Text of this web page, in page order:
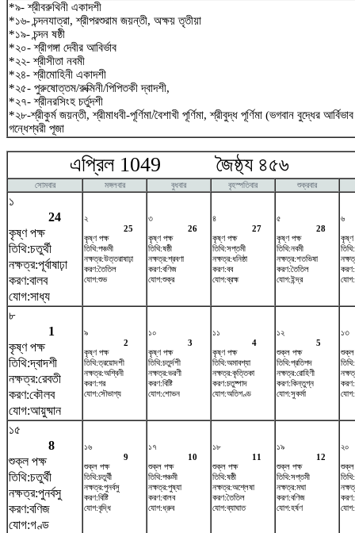
*৯- শ্রীবরুথিনী একাদশী
*১৬- চন্দনযাত্রা, শ্রীপরশুরাম জয়ন্তী, অক্ষয় তৃতীয়া
*১৯- চন্দন ষষ্ঠী
*২০- শ্রীগঙ্গা দেবীর আবির্ভাব
*২২- শ্রীসীতা নবমী
*২৪- শ্রীমোহিনী একাদশী
*২৫- পুরুষোত্তম/রুক্মিনী/পিপিতকী দ্বাদশী,
*২৭- শ্রীনরসিংহ চর্তুদশী
*২৮-শ্রীকুর্ম জয়ন্তী, শ্রীমাধবী-পূর্ণিমা/বৈশাখী পূর্ণিমা, শ্রীবুদ্ধ পূর্ণিমা (ভগবান বুদ্ধের
গন্ধেশ্বরী পূজা
এপ্রিল 1049 জৈষ্ঠ্য ৪৫৬
সোমবার মঙ্গলবার বুধবার বৃহস্পতিবার শুক্রবার
১
24
কৃষ্ণ পক্ষ
তিথি:চতুর্থী
নক্ষত্র:পূর্বাষাঢ়া
করণ:বালব
যোগ:সাধ্য
২
25
কৃষ্ণ পক্ষ
তিথি:পঞ্চমী
নক্ষত্র:উত্তরাষাঢ়া
করণ:তৈতিল
যোগ:শুভ
৩
26
কৃষ্ণ পক্ষ
তিথি:ষষ্ঠী
নক্ষত্র:শ্রবণা
করণ:বণিজ
যোগ:শুক্র
৪
27
কৃষ্ণ পক্ষ
তিথি:সপ্তমী
নক্ষত্র:ধনিষ্ঠা
করণ:বব
যোগ:ব্রহ্ম
৫
28
কৃষ্ণ পক্ষ
তিথি:নবমী
নক্ষত্র:শতভিষ‌া
করণ:তৈতিল
যোগ:ইন্দ্র
৬
কৃষ্ণ
৮
1
কৃষ্ণ পক্ষ
তিথি:দ্বাদশী
নক্ষত্র:রেবতী
করণ:কৌলব
যোগ:আয়ুষ্মান
৯
2
কৃষ্ণ পক্ষ
তিথি:ত্রয়োদশী
নক্ষত্র:অশ্বিনী
করণ:গর
যোগ:সৌভাগ্য
১০
3
কৃষ্ণ পক্ষ
তিথি:চতুর্দশী
নক্ষত্র:ভরণী
করণ:বিষ্টি
যোগ:শোভন
১১
4
কৃষ্ণ পক্ষ
তিথি:অমাবশ্যা
নক্ষত্র:কৃত্তিকা
করণ:চতুষ্পাদ
যোগ:অতিগণ্ড
১২
5
শুক্ল পক্ষ
তিথি:প্রতিপদ
নক্ষত্র:রোহিণী
করণ:কিন্তুগ্ন
যোগ:সুকর্মা
১৩
শুক্ল
১৫
8
শুক্ল পক্ষ
তিথি:চতুর্থী
নক্ষত্র:পুনর্বসু
করণ:বণিজ
যোগ:গণ্ড
১৬
9
শুক্ল পক্ষ
তিথি:চতুর্থী
নক্ষত্র:পুনর্বসু
করণ:বিষ্টি
যোগ:বৃদ্ধি
১৭
10
শুক্ল পক্ষ
তিথি:পঞ্চমী
নক্ষত্র:পুষ্যা
করণ:বালব
যোগ:ধ্রুব
১৮
11
শুক্ল পক্ষ
তিথি:ষষ্ঠী
নক্ষত্র:অশ্লেষা
করণ:তৈতিল
যোগ:ব্যাঘাত
১৯
12
শুক্ল পক্ষ
তিথি:সপ্তমী
নক্ষত্র:মঘা
করণ:বণিজ
যোগ:হর্ষণ
২০
শুক্ল